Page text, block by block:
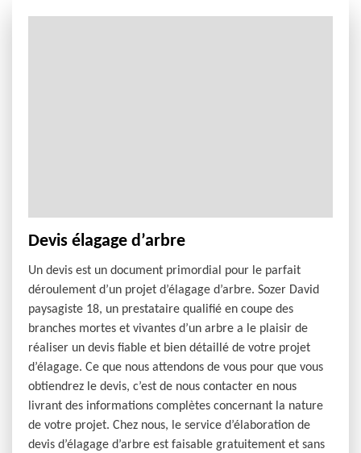
Devis élagage d’arbre
Un devis est un document primordial pour le parfait
déroulement d’un projet d’élagage d’arbre. Sozer David
paysagiste 18, un prestataire qualifié en coupe des
branches mortes et vivantes d’un arbre a le plaisir de
réaliser un devis fiable et bien détaillé de votre projet
d’élagage. Ce que nous attendons de vous pour que vous
obtiendrez le devis, c’est de nous contacter en nous
livrant des informations complètes concernant la nature
de votre projet. Chez nous, le service d’élaboration de
devis d’élagage d’arbre est faisable gratuitement et sans